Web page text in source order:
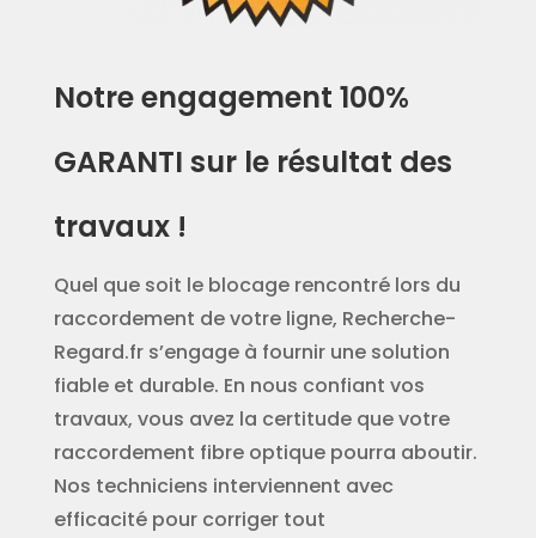
Notre engagement 100%
GARANTI sur le résultat des
travaux !
Quel que soit le blocage rencontré lors du
raccordement de votre ligne, Recherche-
Regard.fr s’engage à fournir une solution
fiable et durable. En nous confiant vos
travaux, vous avez la certitude que votre
raccordement fibre optique pourra aboutir.
Nos techniciens interviennent avec
efficacité pour corriger tout